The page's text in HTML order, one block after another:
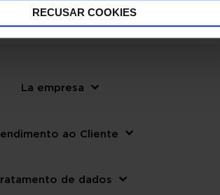
RECUSAR COOKIES
La empresa
ao Cliente
de dados